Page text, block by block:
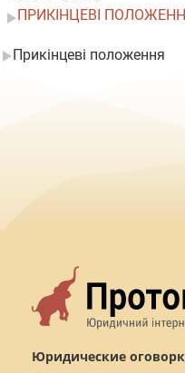
ПРИКІНЦЕВІ
Прикінцеві положення
Юридические